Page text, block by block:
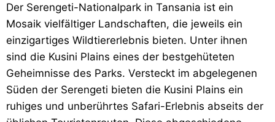
Der Serengeti-Nationalpark in Tansania ist ein
Mosaik vielfältiger Landschaften, die jeweils ein
einzigartiges Wildtiererlebnis bieten. Unter ihnen
sind die Kusini Plains eines der bestgehüteten
Geheimnisse des Parks. Versteckt im abgelegenen
Süden der Serengeti bieten die Kusini Plains ein
ruhiges und unberührtes Safari-Erlebnis abseits der